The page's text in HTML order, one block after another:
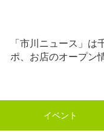
「市川ニュース」
ポ、お店のオープン
イベント